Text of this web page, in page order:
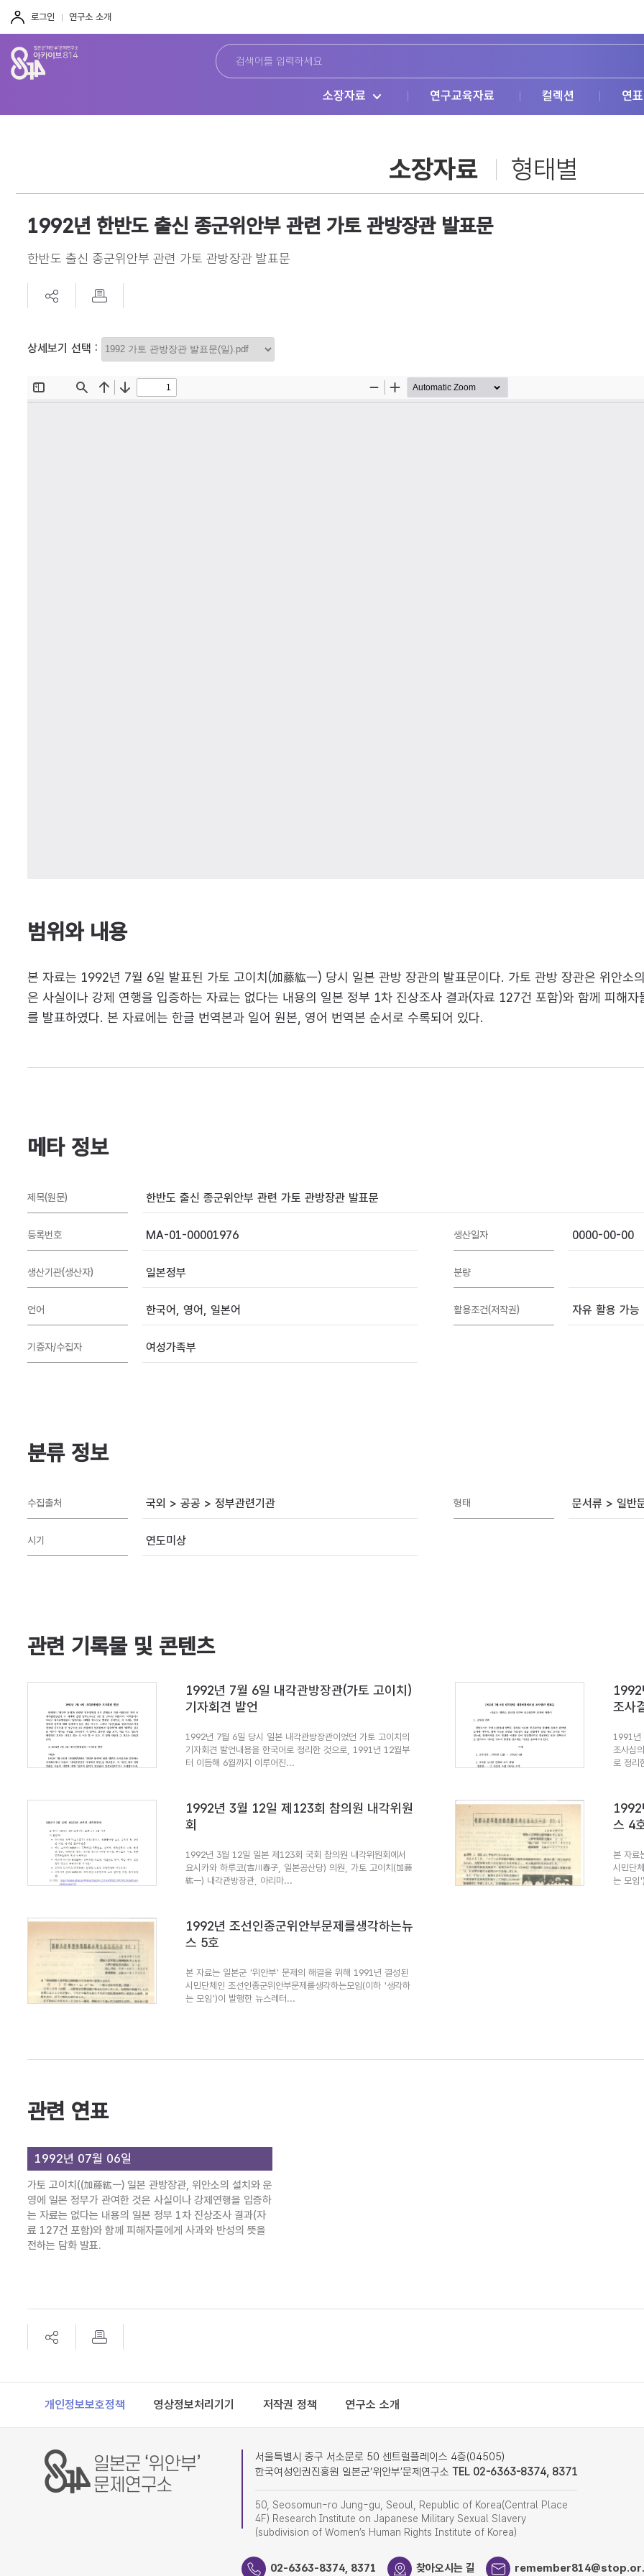
로그인 연구소 소개
소장자료 연구교육자료 컬렉션 연표
소장자료 형태별
1992년 한반도 출신 종군위안부 관련 가토 관방장관 발표문
한반도 출신 종군위안부 관련 가토 관방장관 발표문
상세보기 선택 :
범위와 내용
본 자료는 1992년 7월 6일 발표된 가토 고이치(加藤紘一) 당시 일본 관방 장관의 발표문이다. 가토 관방 장관은 위안소
은 사실이나 강제 연행을 입증하는 자료는 없다는 내용의 일본 정부 1차 진상조사 결과(자료 127건 포함)와 함께 피해
를 발표하였다. 본 자료에는 한글 번역본과 일어 원본, 영어 번역본 순서로 수록되어 있다.
메타 정보
제목(원문) 한반도 출신 종군위안부 관련 가토 관방장관 발표문
등록번호 MA-01-00001976 생산일자 0000-00-00
생산기관(생산자) 일본정부 분량
언어 한국어, 영어, 일본어 활용조건(저작권) 자유 활용 가능
기증자/수집자 여성가족부
분류 정보
수집출처 국외 > 공공 > 정부관련기관 형태 문서류 > 일반
시기 연도미상
관련 기록물 및 콘텐츠
1992년 7월 6일 내각관방장관(가토 고이치)
기자회견 발언
1992년 7월 6일 당시 일본 내각관방장관이었던 가토 고이치의
기자회견 발언내용을 한국어로 정리한 것으로, 1991년 12월부
터 이듬해 6월까지 이루어진...
1992
조사
1991년
조사심
로 정리
1992년 3월 12일 제123회 참의원 내각위원
회
1992년 3월 12일 일본 제123회 국회 참의원 내각위원회에서
요시카와 하루코(吉川春⼦, 일본공산당) 의원, 가토 고이치(加藤
紘⼀) 내각관방장관, 아리마...
1992
스 4
본 자료
시민단
는 모임
1992년 조선인종군위안부문제를생각하는뉴
스 5호
본 자료는 일본군 '위안부' 문제의 해결을 위해 1991년 결성된
시민단체인 조선인종군위안부문제를생각하는모임(이하 '생각하
는 모임')이 발행한 뉴스레터...
관련 연표
1992년 07월 06일
가토 고이치((加藤紘一) 일본 관방장관, 위안소의 설치와 운
영에 일본 정부가 관여한 것은 사실이나 강제연행을 입증하
는 자료는 없다는 내용의 일본 정부 1차 진상조사 결과(자
료 127건 포함)와 함께 피해자들에게 사과와 반성의 뜻을
전하는 담화 발표.
Footer
개인정보보호정책 영상정보처리기기 저작권 정책 연구소 소개
서울특별시 중구 서소문로 50 센트럴플레이스 4층(04505)
한국여성인권진흥원 일본군‘위안부’문제연구소 TEL 02-6363-8374, 8371
50, Seosomun-ro Jung-gu, Seoul, Republic of Korea(Central Place
4F) Research Institute on Japanese Military Sexual Slavery
(subdivision of Women’s Human Rights Institute of Korea)
02-6363-8374, 8371 찾아오시는 길